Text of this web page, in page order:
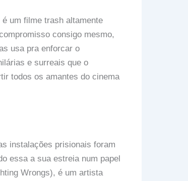
um filme trash altamente
consigo mesmo,
usa pra enforcar o
e surreais que o
todos os amantes do cinema
instalações prisionais foram
essa a sua estreia num papel
Wrongs), é um artista